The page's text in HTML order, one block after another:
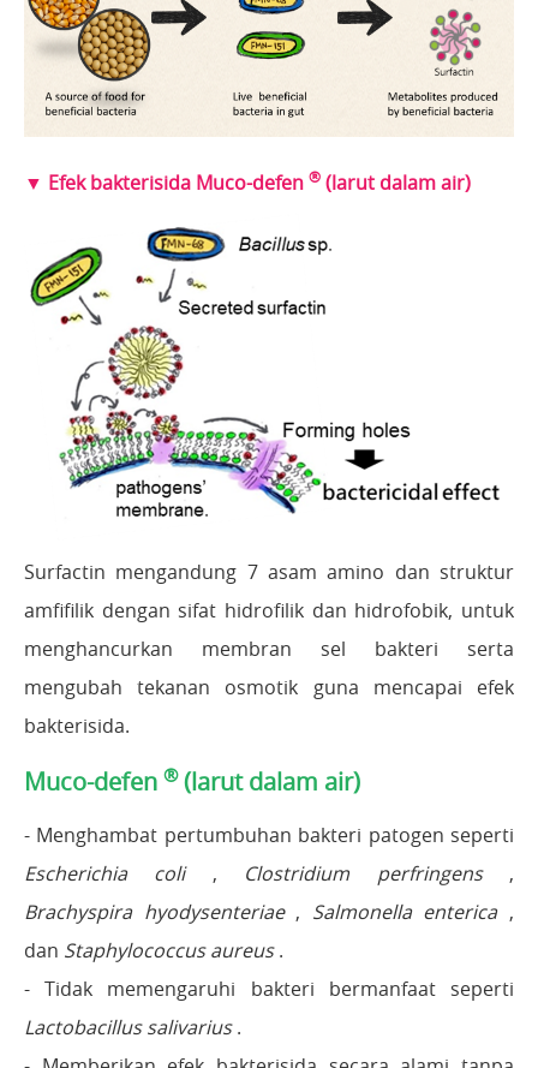
▼ Efek bakterisida Muco-defen ® (larut dalam air)
Surfactin mengandung 7 asam amino dan struktur
amfifilik dengan sifat hidrofilik dan hidrofobik, untuk
menghancurkan membran sel bakteri serta
mengubah tekanan osmotik guna mencapai efek
bakterisida.
Muco-defen ® (larut dalam air)
- Menghambat pertumbuhan bakteri patogen seperti
Escherichia coli, Clostridium perfringens,
Brachyspira hyodysenteriae, Salmonella enterica,
dan Staphylococcus aureus.
- Tidak memengaruhi bakteri bermanfaat seperti
Lactobacillus salivarius.